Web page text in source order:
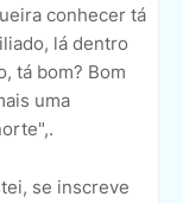
conhecer tá
lá dentro
tá bom? Bom
uma
se inscreve